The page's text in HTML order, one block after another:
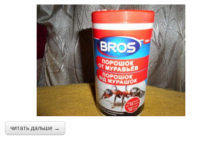
читать дальше →